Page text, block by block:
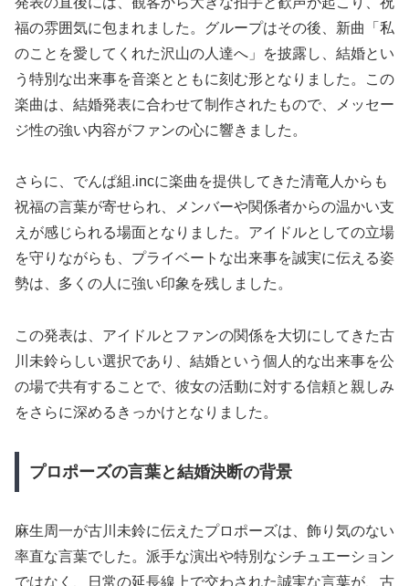
福の雰囲気に包まれました。グループはその後、新曲「私
のことを愛してくれた沢山の人達へ」を披露し、結婚とい
う特別な出来事を音楽とともに刻む形となりました。この
楽曲は、結婚発表に合わせて制作されたもので、メッセー
ジ性の強い内容がファンの心に響きました。
さらに、でんぱ組.incに楽曲を提供してきた清竜人からも
祝福の言葉が寄せられ、メンバーや関係者からの温かい支
えが感じられる場面となりました。アイドルとしての立場
を守りながらも、プライベートな出来事を誠実に伝える姿
勢は、多くの人に強い印象を残しました。
この発表は、アイドルとファンの関係を大切にしてきた古
川未鈴らしい選択であり、結婚という個人的な出来事を公
の場で共有することで、彼女の活動に対する信頼と親しみ
をさらに深めるきっかけとなりました。
プロポーズの言葉と結婚決断の背景
麻生周一が古川未鈴に伝えたプロポーズは、飾り気のない
率直な言葉でした。派手な演出や特別なシチュエーション
ではなく、日常の延長線上で交わされた誠実な言葉が、古